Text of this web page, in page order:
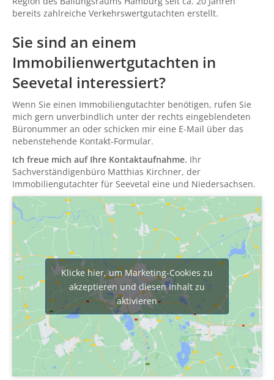
bereits zahlreiche Verkehrswertgutachten erstellt.
Sie sind an einem
Immobilienwertgutachten in
Seevetal interessiert?
Wenn Sie einen Immobiliengutachter benötigen, rufen Sie
mich gern unverbindlich unter der rechts eingeblendeten
Büronummer an oder schicken mir eine E-Mail über das
nebenstehende Kontakt-Formular.
Ich freue mich auf Ihre Kontaktaufnahme. Ihr
Sachverständigenbüro Matthias Kirchner, der
Immobiliengutachter für Seevetal eine und Niedersachsen.
Klicke hier, um Marketing-Cookies zu
akzeptieren und diesen Inhalt zu
aktivieren